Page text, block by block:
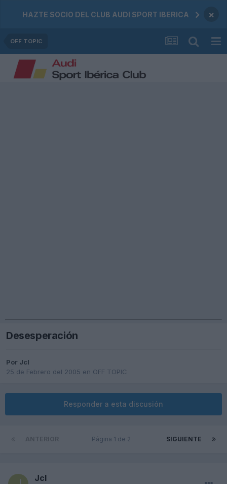
HAZTE SOCIO DEL CLUB AUDI SPORT IBERICA ×
OFF TOPIC
Desesperación
Por Jcl
25 de Febrero del 2005 en OFF TOPIC
Responder a esta discusión
SIGUIENTE
Página 1 de 2
Jcl